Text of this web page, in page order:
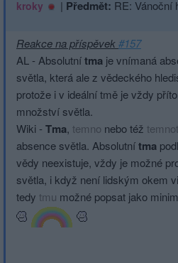
kroky | Předmět: RE: Vánoční
Reakce na příspěvek#157
AL - Absolutnítma je vnímaná
světla, která ale z vědeckého
protože i v ideální tmě je vždy
množství světla.
Wiki - Tma, temno nebo též
absence světla. Absolutnítma
vědy neexistuje, vždy je možné
světla, i když není lidským okem
tedy tmu možné popsat jako